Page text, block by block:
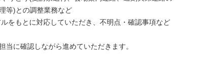
等)との調整業務など
をもとに対応していただき、不明点・確認事項など
に確認しながら進めていただきます。